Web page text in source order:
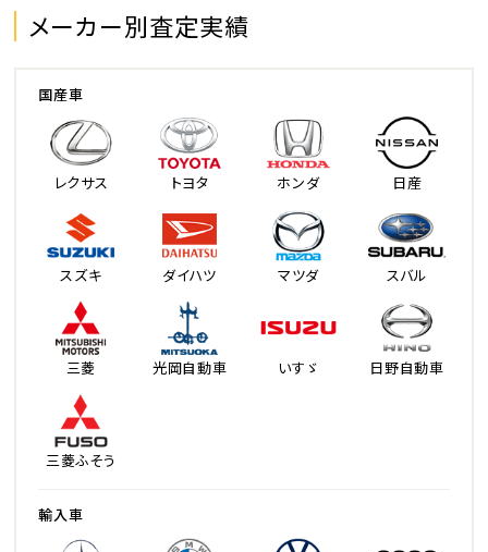
メーカー別査定実績
国産車
レクサス トヨタ ホンダ 日産
スズキ ダイハツ マツダ スバル
三菱 光岡自動車 いすゞ 日野自動車
三菱ふそう
輸入車